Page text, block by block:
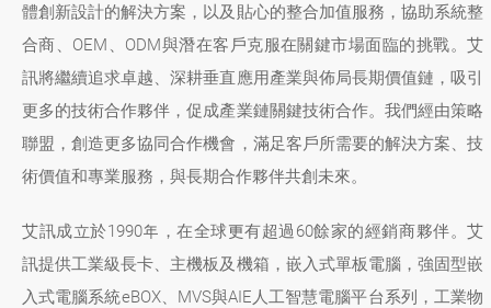
體創新設計的解決方案，以及貼心的整合加值服務，協助系統整
合商、OEM、ODM與潛在客戶克服在關鍵市場面臨的挑戰。艾
訊將繼續追求卓越、深耕垂直應用產業與佈局長期價值鏈，吸引
更多的技術合作夥伴，促成產業鏈關鍵技術合作。我們經由策略
聯盟，創造更多協同合作機會，滿足客戶所需要的解決方案、技
術價值和專業服務，與長期合作夥伴共創未來。
艾訊成立於1990年，在全球更有超過60餘家的經銷商夥伴。艾
訊提供工業級長卡、主機板及機箱，嵌入式單板電腦，強固型嵌
入式電腦系統eBOX、MVS與AIE人工智慧電腦平台系列，工業物